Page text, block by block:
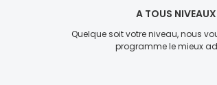
A TOUS NIVEAUX
Quelque soit votre niveau, nous
programme le mieux